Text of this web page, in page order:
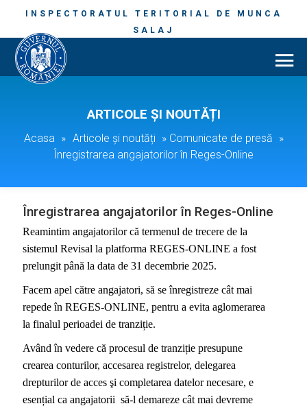
INSPECTORATUL TERITORIAL DE MUNCA
SALAJ
ARTICOLE ȘI NOUTĂȚI
Acasa » Articole și noutăți » Comunicate de presă »
Înregistrarea angajatorilor în Reges-Online
Înregistrarea angajatorilor în Reges-Online
Reamintimangajatorilor că termenul de trecere de la
sistemul Revisal la platforma REGES-ONLINE a fost
prelungit până la data de 31 decembrie 2025.
Facem apel către angajatori, să se înregistreze cât mai
repede în REGES-ONLINE, pentru a evita aglomerarea
la finalul perioadei de tranziție.
Având în vedere că procesul de tranziție presupune
crearea conturilor, accesarea registrelor, delegarea
drepturilor de acces şi completarea datelor necesare, e
esențial ca angajatorii să-l demareze cât mai devreme